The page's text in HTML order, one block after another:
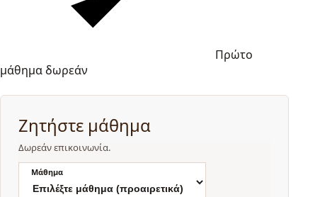
Πρώτο
μάθημα δωρεάν
Ζητήστε μάθημα
Δωρεάν επικοινωνία.
Μάθημα